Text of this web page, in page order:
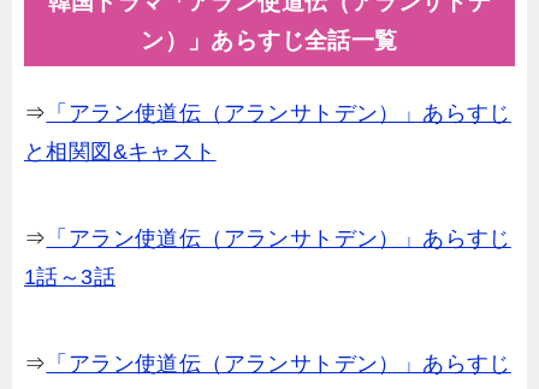
ン）」あらすじ全話一覧
⇒ 「アラン使道伝（アランサトデン）」あらすじ
と相関図&キャスト
⇒ 「アラン使道伝（アランサトデン）」あらすじ
1話～3話
⇒ 「アラン使道伝（アランサトデン）」あらすじ